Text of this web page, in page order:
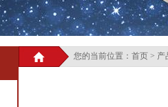
您的当前位置：首页 >